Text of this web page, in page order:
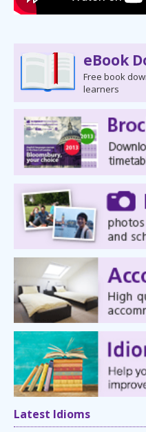
eBook
Free book
learners
Latest Idioms